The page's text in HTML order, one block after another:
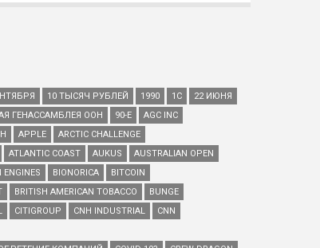
10 ТЫСЯЧ РУБЛЕЙ 1990 1С
22 ИЮНЯ
ГЕНАССАМБЛЕЯ ООН 90-Е
AGC INC
APPLE
ARCTIC CHALLENGE
ATLANTIC COAST AUKUS
AUSTRALIAN OPEN
ENGINES BIONORICA
BITCOIN
BRITISH AMERICAN TOBACCO
BUNGE
CITIGROUP CNH INDUSTRIAL
CNN